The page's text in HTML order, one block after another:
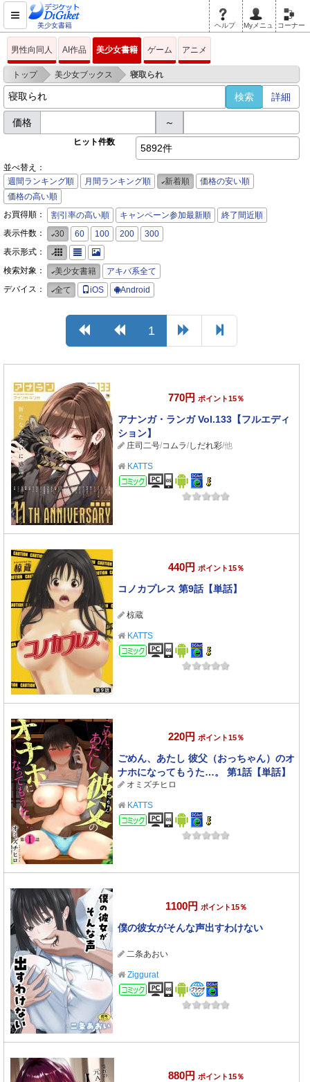
美少女書籍 ヘルプ Myメニュ コーナー
男性向同人 AI作品 美少女書籍 ゲーム アニメ
トップ > 美少女ブックス > 寝取られ
詳細
価格 ～
ヒット件数
5892件
並べ替え：
週間ランキング順
月間ランキング順 新着順
価格の安い順
価格の高い順
お買得順：
割引率の高い順 キャンペーン参加最新順
終了間近順
表示件数：
30 60 100 200
300
表示形式：
検索対象：
美少女書籍
アキバ系全て
デバイス：
全て iOS Android
1
770円 ポイント15％
アナンガ・ランガ Vol.133【フルエディ
ション】
庄司二号/コムラ/しだれ彩/他
KATTS
コミック
440円 ポイント15％
コノカプレス 第9話【単話】
椋蔵
KATTS
コミック
220円 ポイント15％
ごめん、あたし 彼父（おっちゃん）のオ
ナホになってもうた…。 第1話【単話】
オミズチヒロ
KATTS
コミック
1100円 ポイント15％
僕の彼女がそんな声出すわけない
二条あおい
Ziggurat
コミック
880円 ポイント15％